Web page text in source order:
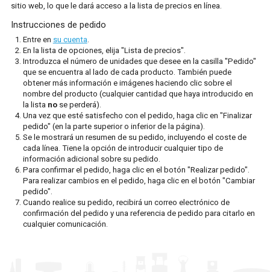
AYUDA
PREGUNTAS FRECUENTES
PEDIDOS EN LÍNEA
MI CUENTA
sitio web, lo que le dará acceso a la lista de precios en línea.
Instrucciones de pedido
Entre en su cuenta.
En la lista de opciones, elija "Lista de precios".
Introduzca el número de unidades que desee en la casilla "Pedido"
que se encuentra al lado de cada producto. También puede
obtener más información e imágenes haciendo clic sobre el
nombre del producto (cualquier cantidad que haya introducido en
la lista nose perderá).
Una vez que esté satisfecho con el pedido, haga clic en "Finalizar
pedido" (en la parte superior o inferior de la página).
Se le mostrará un resumen de su pedido, incluyendo el coste de
cada línea. Tiene la opción de introducir cualquier tipo de
información adicional sobre su pedido.
Para confirmar el pedido, haga clic en el botón "Realizar pedido".
Para realizar cambios en el pedido, haga clic en el botón "Cambiar
pedido".
Cuando realice su pedido, recibirá un correo electrónico de
confirmación del pedido y una referencia de pedido para citarlo en
cualquier comunicación.